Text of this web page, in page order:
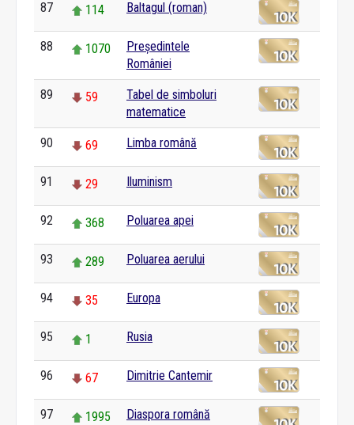
87 114 Baltagul (roman)
88 1070
Președintele
României
89 59
Tabel de simboluri
matematice
90 69 Limba română
91 29 Iluminism
92 368 Poluarea apei
93 289 Poluarea aerului
94 35 Europa
95 1 Rusia
96 67 Dimitrie Cantemir
97 1995 Diaspora română